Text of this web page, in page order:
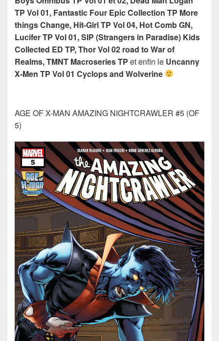
TP Vol 01, Fantastic Four Epic Collection TP More
things Change, Hit-Girl TP Vol 04, Hot Comb GN,
Lucifer TP Vol 01, SIP (Strangers in Paradise) Kids
Collected ED TP, Thor Vol 02 road to War of
Realms, TMNT Macroseries TP et enfin le Uncanny
X-Men TP Vol 01 Cyclops and Wolverine
AGE OF X-MAN AMAZING NIGHTCRAWLER #5 (OF
5)